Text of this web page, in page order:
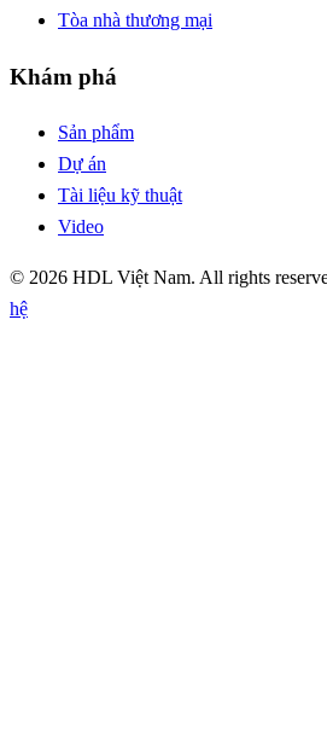
Tòa nhà thương mại
Khám phá
Sản phẩm
Dự án
Tài liệu kỹ thuật
Video
© 2026 HDL Việt Nam. All rights
hệ